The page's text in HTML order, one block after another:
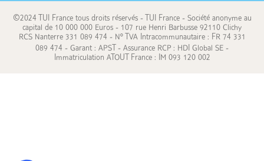
©2024 TUI France tous droits réservés - TUI France - Société anonyme au
capital de 10 000 000 Euros - 107 rue Henri Barbusse 92110 Clichy
RCS Nanterre 331 089 474 - N° TVA Intracommunautaire : FR 74 331
089 474 - Garant : APST - Assurance RCP : HDI Global SE -
Immatriculation ATOUT France : IM 093 120 002